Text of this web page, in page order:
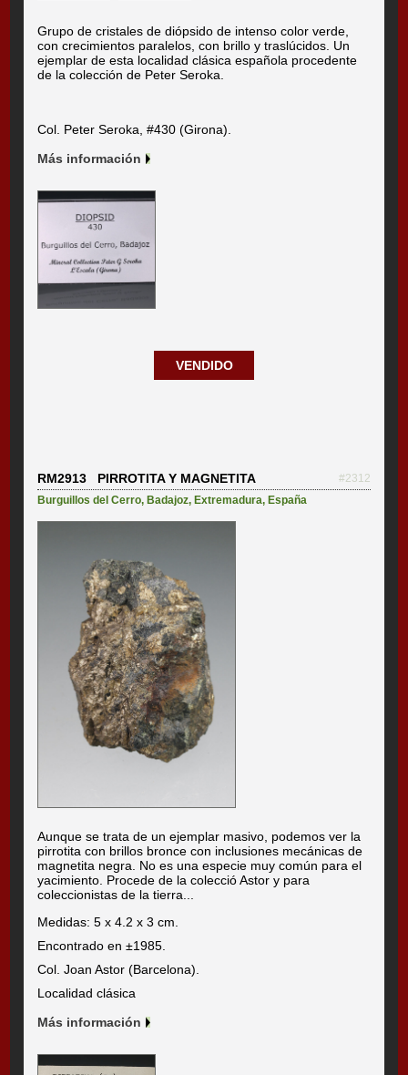
Grupo de cristales de diópsido de intenso color verde,
con crecimientos paralelos, con brillo y traslúcidos. Un
ejemplar de esta localidad clásica española procedente
de la colección de Peter Seroka.
Col. Peter Seroka, #430 (Girona).
Más información
VENDIDO
RM2913 PIRROTITA Y MAGNETITA
#2312
Burguillos del Cerro, Badajoz, Extremadura, España
Aunque se trata de un ejemplar masivo, podemos ver la
pirrotita con brillos bronce con inclusiones mecánicas de
magnetita negra. No es una especie muy común para el
yacimiento. Procede de la colecció Astor y para
coleccionistas de la tierra...
Medidas: 5 x 4.2 x 3 cm.
Encontrado en ±1985.
Col. Joan Astor (Barcelona).
Localidad clásica
Más información